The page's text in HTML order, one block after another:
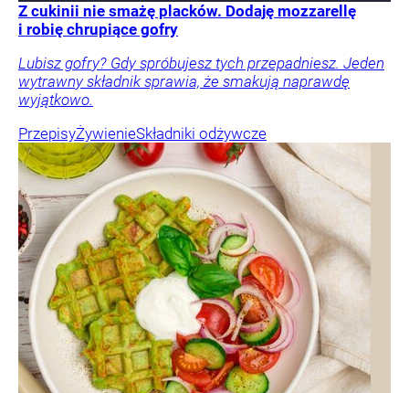
Z cukinii nie smażę placków. Dodaję mozzarellę
i robię chrupiące gofry
Lubisz gofry? Gdy spróbujesz tych przepadniesz. Jeden
wytrawny składnik sprawia, że smakują naprawdę
wyjątkowo.
PrzepisyŻywienieSkładniki odżywcze